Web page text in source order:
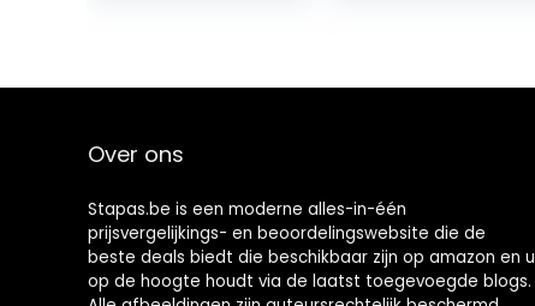
kom D18cm
Feestelijke
Over ons
Stapas.be is een moderne alles-in-één
prijsvergelijkings- en beoordelingswebsite die de
beste deals biedt die beschikbaar zijn op amazon en u
op de hoogte houdt via de laatst toegevoegde blogs.